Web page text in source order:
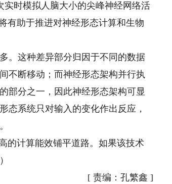
时模拟人脑大小的尖峰神经网络活
有助于推进对神经形态计算和生物
这种差异部分归因于不同的数据
不断移动；而神经形态架构并行执
部分之一，因此神经形态架构可显
态系统只对输入的变化作出反应，
计算能效铺平道路。如果该技术
[ 责编：孔繁鑫 ]